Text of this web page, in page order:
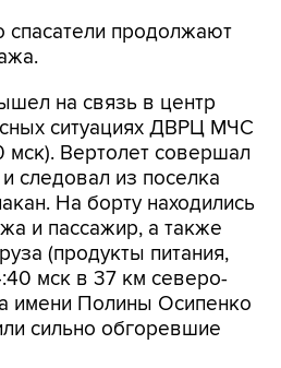
спасатели продолжают
на связь в центр
ситуациях ДВРЦ МЧС
мск). Вертолет совершал
следовал из поселка
На борту находились
и пассажир, а также
(продукты питания,
мск в 37 км северо-
имени Полины Осипенко
сильно обгоревшие